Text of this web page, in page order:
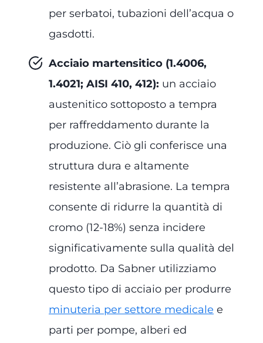
per serbatoi, tubazioni dell’acqua o
gasdotti.
Acciaio martensitico (1.4006,
1.4021; AISI 410, 412): un acciaio
austenitico sottoposto a tempra
per raffreddamento durante la
produzione. Ciò gli conferisce una
struttura dura e altamente
resistente all’abrasione. La tempra
consente di ridurre la quantità di
cromo (12-18%) senza incidere
significativamente sulla qualità del
prodotto. Da Sabner utilizziamo
questo tipo di acciaio per produrre
minuteria per settore medicale e
parti per pompe, alberi ed